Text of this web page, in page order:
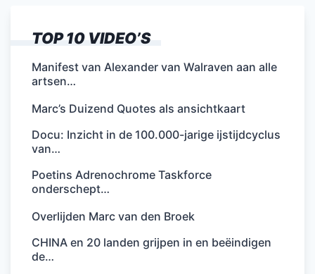
TOP 10 VIDEO’S
Manifest van Alexander van Walraven aan alle
artsen…
Marc’s Duizend Quotes als ansichtkaart
Docu: Inzicht in de 100.000-jarige ijstijdcyclus
van…
Poetins Adrenochrome Taskforce
onderschept…
Overlijden Marc van den Broek
CHINA en 20 landen grijpen in en beëindigen
de…